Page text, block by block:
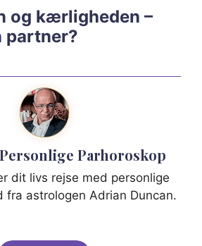
og kærligheden –
partner?
Parhoroskop
dit livs rejse med personlige
fra astrologen Adrian Duncan.